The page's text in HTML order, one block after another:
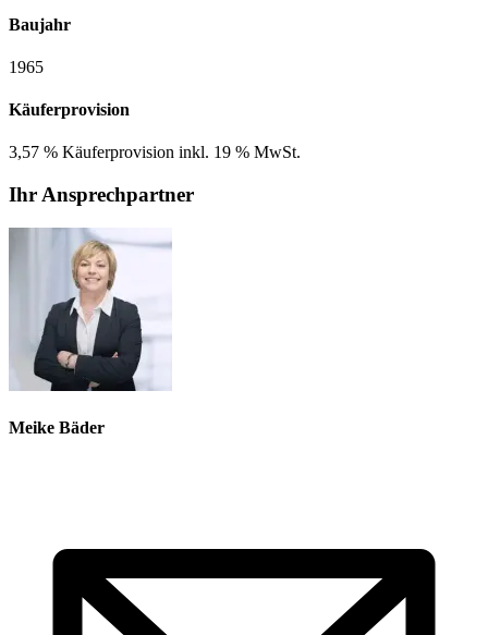
Baujahr
1965
Käuferprovision
3,57 % Käuferprovision inkl. 19 % MwSt.
Ihr Ansprechpartner
Meike Bäder